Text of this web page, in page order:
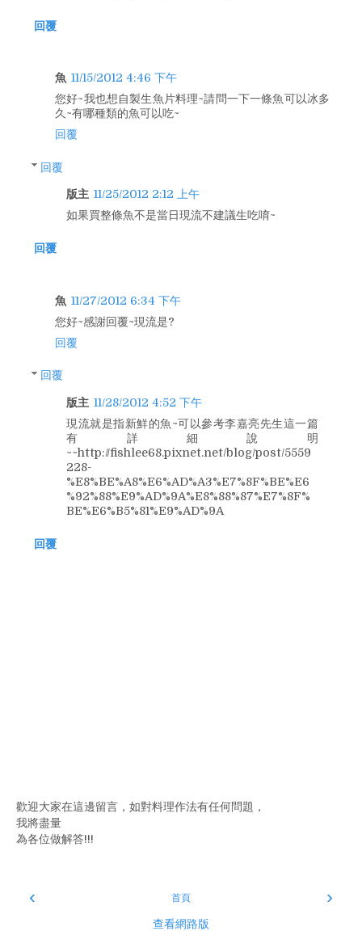
回覆
魚 11/15/2012 4:46 下午
您好~我也想自製生魚片料理~請問一下一條魚可以冰多
久~有哪種類的魚可以吃~
回覆
回覆
版主 11/25/2012 2:12 上午
如果買整條魚不是當日現流不建議生吃唷~
回覆
魚 11/27/2012 6:34 下午
您好~感謝回覆~現流是?
回覆
回覆
版主 11/28/2012 4:52 下午
現流就是指新鮮的魚~可以參考李嘉亮先生這一篇
有詳細說明
~~http://fishlee68.pixnet.net/blog/post/5559
228-
%E8%BE%A8%E6%AD%A3%E7%8F%BE%E6
%92%88%E9%AD%9A%E8%88%87%E7%8F%
BE%E6%B5%81%E9%AD%9A
回覆
歡迎大家在這邊留言，如對料理作法有任何問題，
我將盡量
為各位做解答!!!
‹ ›
首頁
查看網路版